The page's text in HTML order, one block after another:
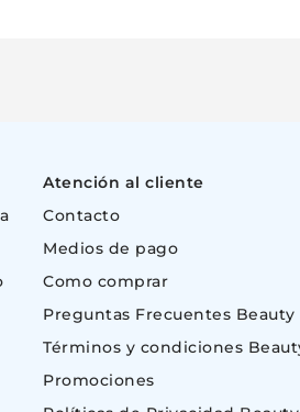
Atención al cliente
Contacto
Medios de pago
Como comprar
Preguntas Frecuentes Beauty
Términos y condiciones
Promociones